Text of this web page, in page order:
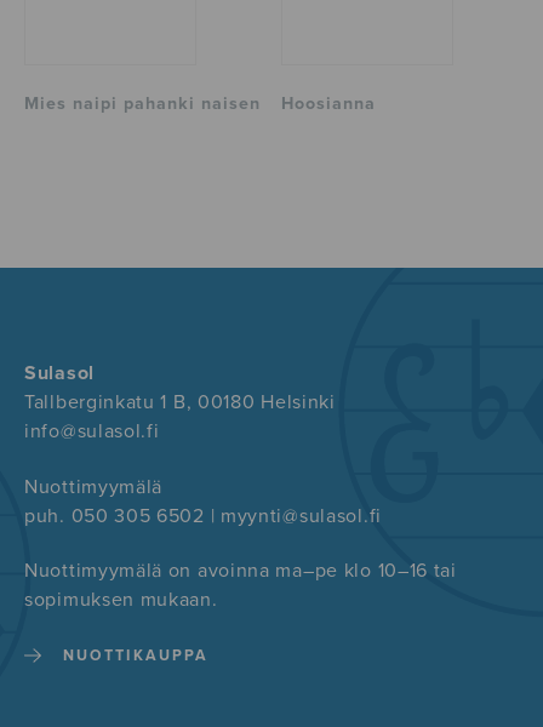
Mies naipi pahanki naisen Hoosianna
Sulasol
Tallberginkatu 1 B, 00180 Helsinki
info@sulasol.fi
Nuottimyymälä
puh. 050 305 6502 | myynti@sulasol.fi
Nuottimyymälä on avoinna ma–pe klo 10–16 tai
sopimuksen mukaan.
NUOTTIKAUPPA